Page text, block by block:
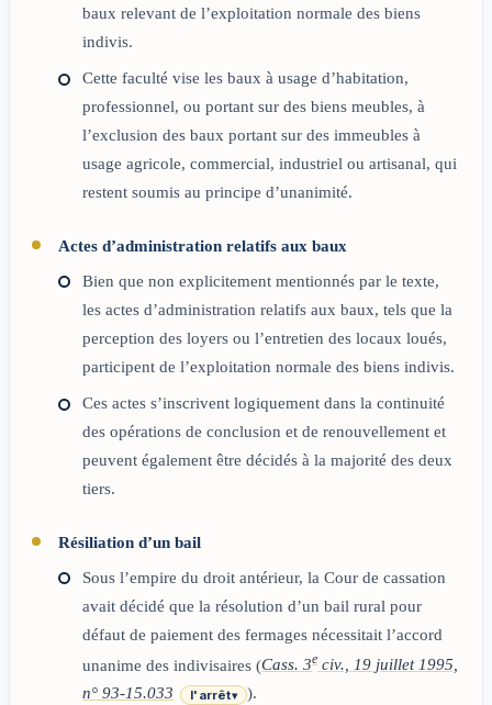
baux relevant de l’exploitation normale des biens
indivis.
Cette faculté vise les baux à usage d’habitation,
professionnel, ou portant sur des biens meubles, à
l’exclusion des baux portant sur des immeubles à
usage agricole, commercial, industriel ou artisanal, qui
restent soumis au principe d’unanimité.
Actes d’administration relatifs aux baux
Bien que non explicitement mentionnés par le texte,
les actes d’administration relatifs aux baux, tels que la
perception des loyers ou l’entretien des locaux loués,
participent de l’exploitation normale des biens indivis.
Ces actes s’inscrivent logiquement dans la continuité
des opérations de conclusion et de renouvellement et
peuvent également être décidés à la majorité des deux
tiers.
Résiliation d’un bail
Sous l’empire du droit antérieur, la Cour de cassation
avait décidé que la résolution d’un bail rural pour
défaut de paiement des fermages nécessitait l’accord
unanime des indivisaires (Cass. 3e civ., 19 juillet 1995,
n° 93-15.033
l'arrêt▾ ).